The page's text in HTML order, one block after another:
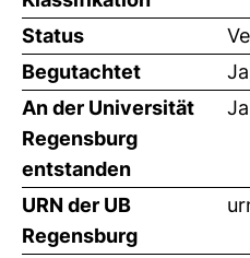
Status
Begutachtet
An der Universität
Regensburg
entstanden
Ja
URN der UB
Regensburg